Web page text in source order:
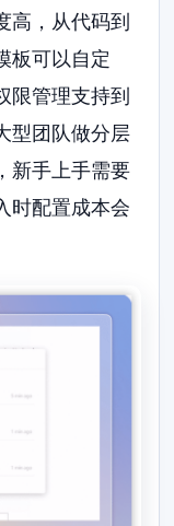
高，从代码到
板可以自定
限管理支持到
型团队做分层
新手上手需要
时配置成本会